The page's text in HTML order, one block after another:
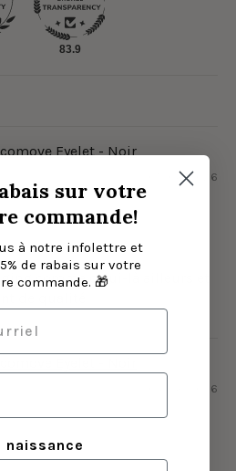
83.9
Eyelet - Noir
05/08/2026
comme celui-là ailleurs et
de qualité
04/08/2026
sur votre
commande!
à notre infolettre et
de rabais sur votre
commande. 🎁